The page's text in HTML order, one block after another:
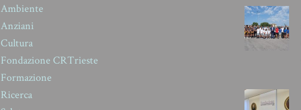
Ambiente
Anziani
Cultura
Fondazione CRTrieste
Formazione
Ricerca